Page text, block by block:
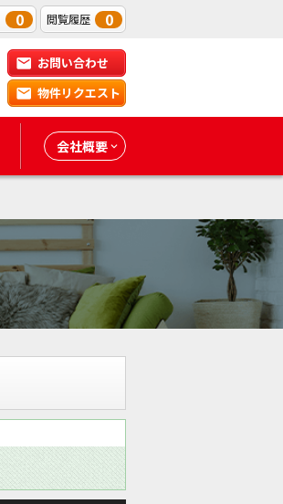
0 閲覧履歴 0
お問い合わせ
物件リクエスト
会社概要